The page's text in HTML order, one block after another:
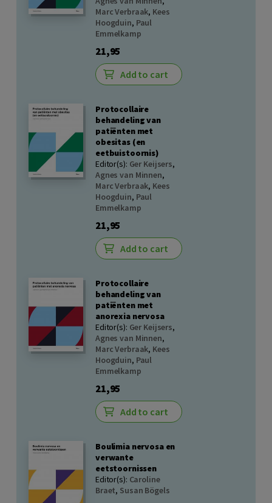
Marc Verbraak, Kees
Hoogduin, Paul
Emmelkamp
21,95
Add to cart
Protocollaire
behandeling van
patiënten met
obesitas (en
eetbuistoornis)
Editor(s): Ger Keijsers,
Agnes van Minnen,
Marc Verbraak, Kees
Hoogduin, Paul
Emmelkamp
21,95
Add to cart
Protocollaire
behandeling van
patiënten met
anorexia nervosa
Editor(s): Ger Keijsers,
Agnes van Minnen,
Marc Verbraak, Kees
Hoogduin, Paul
Emmelkamp
21,95
Add to cart
Boulimia nervosa en
verwante
eetstoornissen
Editor(s): Caroline
Braet, Susan Bögels